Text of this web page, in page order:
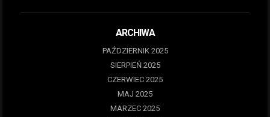
ARCHIWA
PAŹDZIERNIK 2025
SIERPIEŃ 2025
CZERWIEC 2025
MAJ 2025
MARZEC 2025